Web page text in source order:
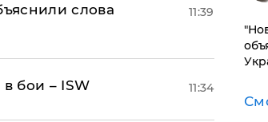
слова
11:39
бои – ISW 11:34